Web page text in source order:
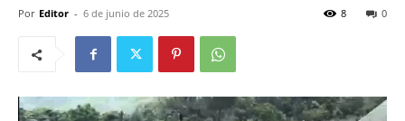
Por Editor - 6 de junio de 2025 0
8